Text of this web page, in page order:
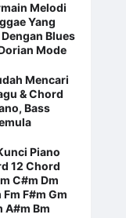
Melodi
Yang
Blues
Mode
Mencari
& Chord
Bass
Piano
12 Chord
C#m Dm
Fm F#m Gm
A#m Bm